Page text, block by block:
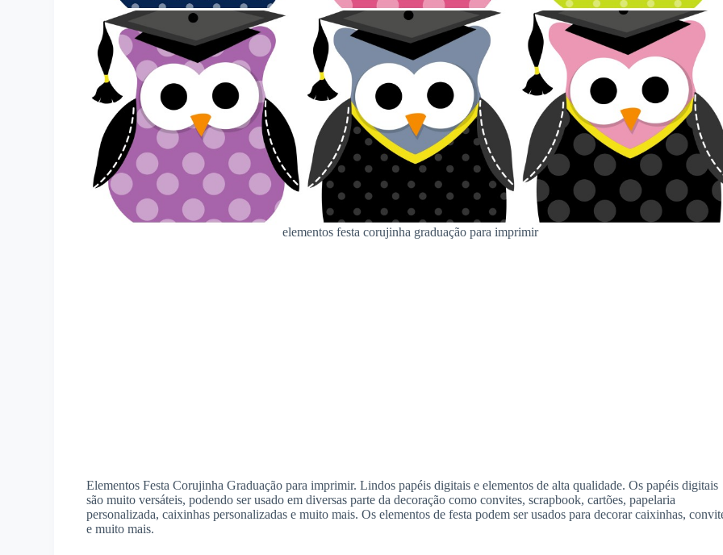
elementos festa corujinha graduação para imprimir
Elementos Festa Corujinha Graduação para imprimir. Lindos papéis digitais e elementos de alta qualidade. Os papéis digitais
são muito versáteis, podendo ser usado em diversas parte da decoração como convites, scrapbook, cartões, papelaria
personalizada, caixinhas personalizadas e muito mais. Os elementos de festa podem ser usados para decorar caixinhas,
e muito mais.